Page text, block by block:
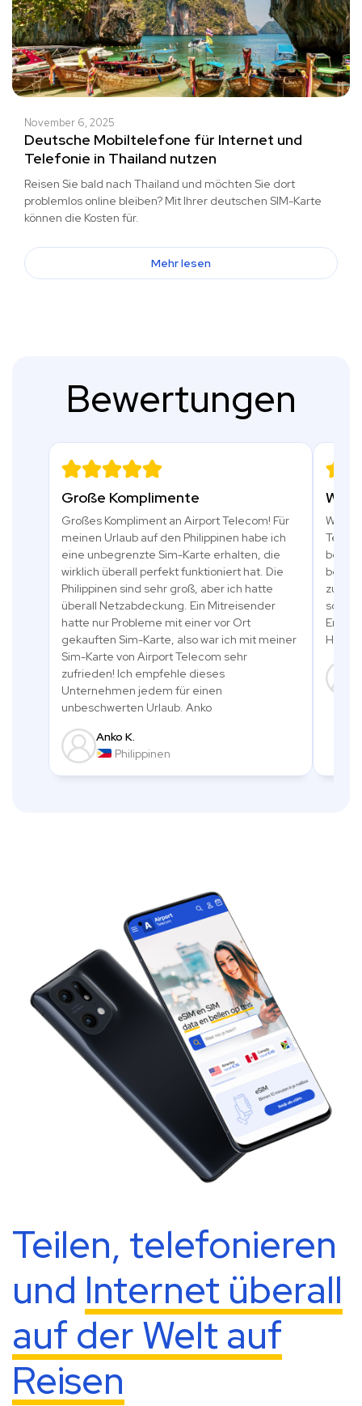
November 6, 2025
Deutsche Mobiltelefone für Internet und
Telefonie in Thailand nutzen
Reisen Sie bald nach Thailand und möchten Sie dort
problemlos online bleiben? Mit Ihrer deutschen SIM-Karte
können die Kosten für.
Mehr lesen
Bewertungen
Große Komplimente
Großes Kompliment an Airport Telecom! Für
meinen Urlaub auf den Philippinen habe ich
eine unbegrenzte Sim-Karte erhalten, die
wirklich überall perfekt funktioniert hat. Die
Philippinen sind sehr groß, aber ich hatte
überall Netzabdeckung. Ein Mitreisender
hatte nur Probleme mit einer vor Ort
gekauften Sim-Karte, also war ich mit meiner
Sim-Karte von Airport Telecom sehr
zufrieden! Ich empfehle dieses
Unternehmen jedem für einen
unbeschwerten Urlaub. Anko
Anko K.
Philippinen
Was
Wir
zu
Teilen, telefonieren
und Internet überall
auf der Welt auf
Reisen